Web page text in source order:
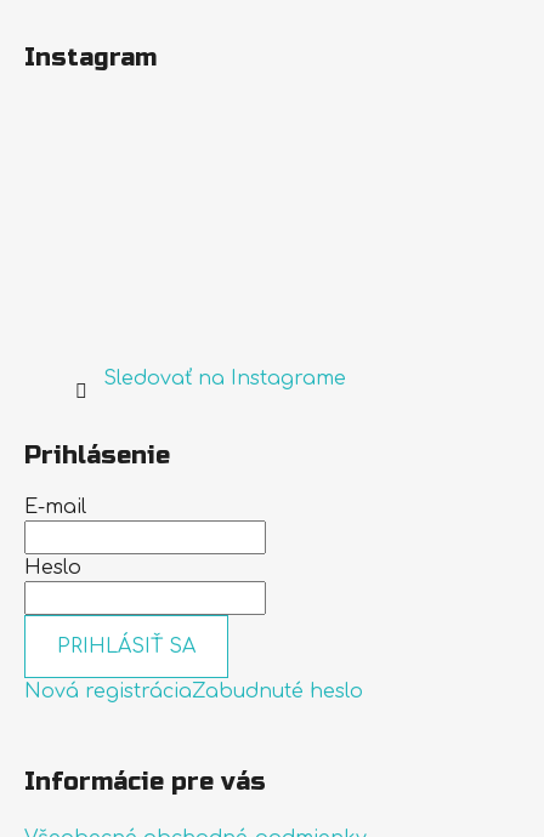
Instagram
Sledovať na Instagrame
Prihlásenie
E-mail
Heslo
PRIHLÁSIŤ SA
Nová registráciaZabudnuté heslo
Informácie pre vás